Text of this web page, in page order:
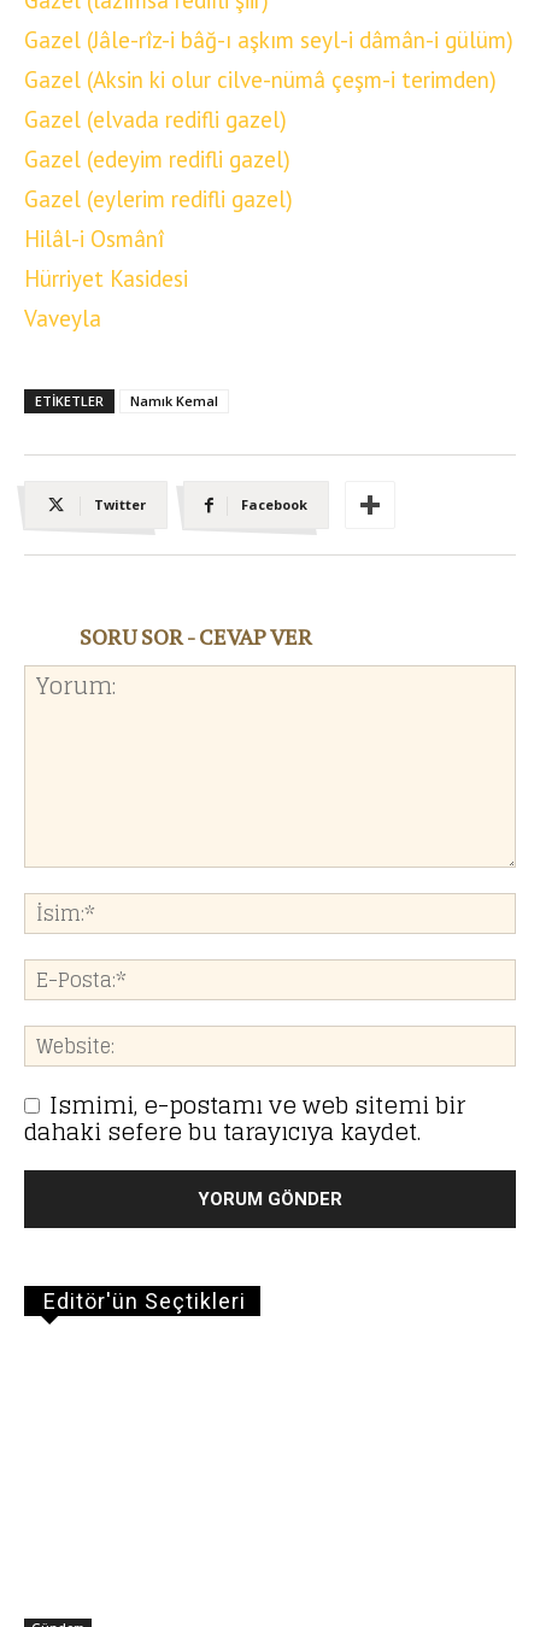
Gazel (Jâle-rîz-i bâğ-ı aşkım seyl-i dâmân-i gülüm)
Gazel (Aksin ki olur cilve-nümâ çeşm-i terimden)
Gazel (elvada redifli gazel)
Gazel (edeyim redifli gazel)
Gazel (eylerim redifli gazel)
Hilâl-i Osmânî
Hürriyet Kasidesi
Vaveyla
ETIKETLER Namık Kemal
Twitter Facebook
SORU SOR - CEVAP VER
Ismimi, e-postamı ve web sitemi bir
dahaki sefere bu tarayıcıya kaydet.
Editör'ün Seçtikleri